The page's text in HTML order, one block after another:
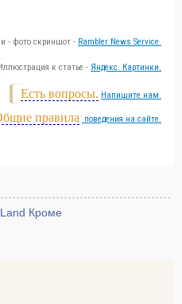
- фото скриншот - Rambler News Service.
к статье - Яндекс. Картинки.
Есть вопросы. Напишите нам.
правила поведения на сайте.
Кроме